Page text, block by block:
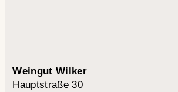
Weingut Wilker
Hauptstraße 30